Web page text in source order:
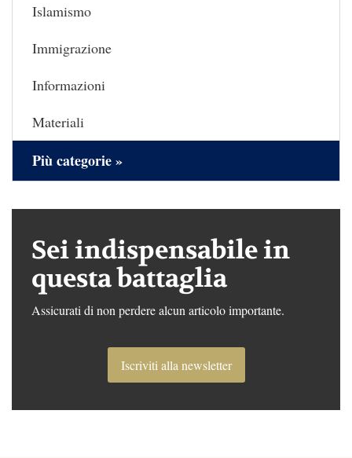
Islamismo
Immigrazione
Informazioni
Materiali
Più categorie »
Sei indispensabile in
questa battaglia
Assicurati di non perdere alcun articolo importante.
Iscriviti alla newsletter